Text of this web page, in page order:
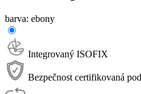
barva: ebony
Integrovaný ISOFIX
Bezpečnost certifikovaná